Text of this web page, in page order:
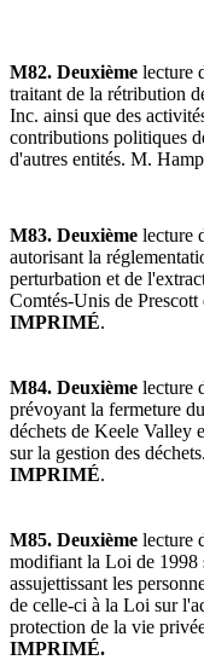
M82. Deuxième lecture
traitant de la rétribution
Inc. ainsi que des
contributions politiques
d'autres entités. M.
M83. Deuxième lecture
autorisant la
perturbation et de
Comtés-Unis de
IMPRIMÉ.
M84. Deuxième lecture
prévoyant la fermeture
déchets de Keele Valley
sur la gestion des
IMPRIMÉ.
M85. Deuxième lecture
modifiant la Loi de 1998
assujettissant les
de celle-ci à la Loi sur
protection de la vie
IMPRIMÉ.